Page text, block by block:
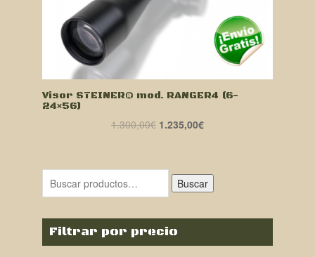
Visor STEINER® mod. RANGER4 (6-
24×56)
1.300,00€ El
era:
1.300,00€.
1.235,00€El
es:
1.235,00€.
Buscar
Filtrar por precio